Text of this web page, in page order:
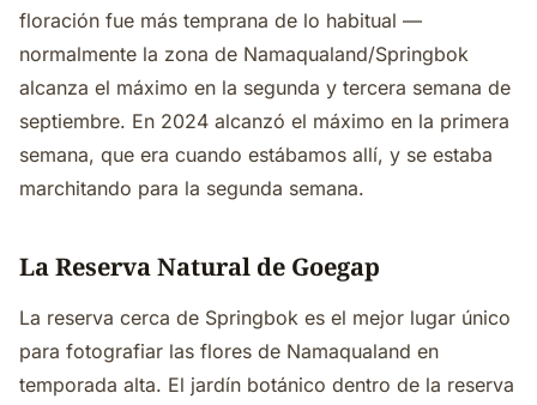
floración fue más temprana de lo habitual —
normalmente la zona de Namaqualand/Springbok
alcanza el máximo en la segunda y tercera semana de
septiembre. En 2024 alcanzó el máximo en la primera
semana, que era cuando estábamos allí, y se estaba
marchitando para la segunda semana.
La Reserva Natural de Goegap
La reserva cerca de Springbok es el mejor lugar único
para fotografiar las flores de Namaqualand en
temporada alta. El jardín botánico dentro de la reserva